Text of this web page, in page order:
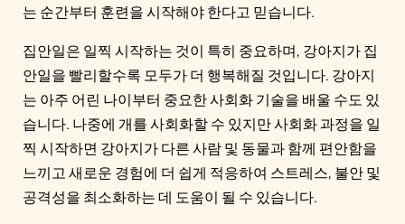
는 순간부터 훈련을 시작해야 한다고 믿습니다.
집안일은 일찍 시작하는 것이 특히 중요하며, 강아지가 집
안일을 빨리할수록 모두가 더 행복해질 것입니다. 강아지
는 아주 어린 나이부터 중요한 사회화 기술을 배울 수도 있
습니다. 나중에 개를 사회화할 수 있지만 사회화 과정을 일
찍 시작하면 강아지가 다른 사람 및 동물과 함께 편안함을
느끼고 새로운 경험에 더 쉽게 적응하여 스트레스, 불안 및
공격성을 최소화하는 데 도움이 될 수 있습니다.